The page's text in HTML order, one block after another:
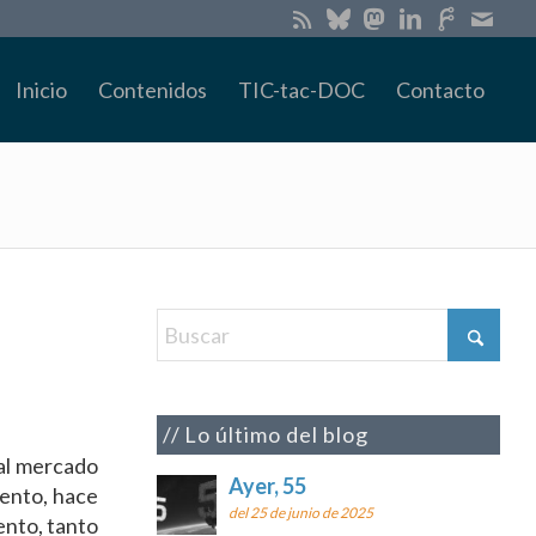
Inicio Contenidos TIC-tac-DOC Contacto
mercado
hace
tanto
Lo último del blog
Ayer, 55
del 25 de junio de 2025